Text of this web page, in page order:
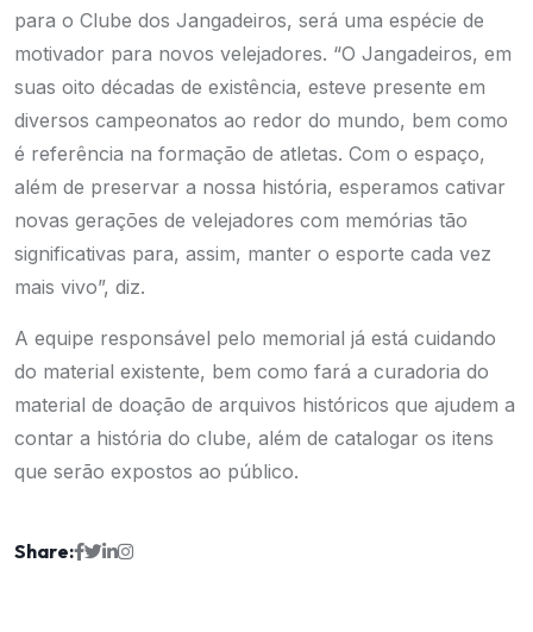
para o Clube dos Jangadeiros, será uma espécie de
motivador para novos velejadores. “O Jangadeiros, em
suas oito décadas de existência, esteve presente em
diversos campeonatos ao redor do mundo, bem como
é referência na formação de atletas. Com o espaço,
além de preservar a nossa história, esperamos cativar
novas gerações de velejadores com memórias tão
significativas para, assim, manter o esporte cada vez
mais vivo”, diz.
A equipe responsável pelo memorial já está cuidando
do material existente, bem como fará a curadoria do
material de doação de arquivos históricos que ajudem a
contar a história do clube, além de catalogar os itens
que serão expostos ao público.
Share: